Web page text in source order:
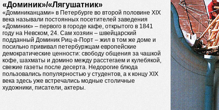
«Доминик»/«Лягушатник»
«Доминиканцами» в Петербурге во второй половине XIX
века называли постоянных посетителей заведения
«Доминик» – первого в городе кафе, открытого в 1841
году на Невском, 24. Сам хозяин – швейцарский
подданный Доминик Риц-а-Порт – жил в том же доме и
посильно прививал петербуржцам европейские
демократические ценности: свободу общения за чашкой
кофе, шахматы и домино между расстегаем и кулебякой,
свежие газеты после десерта. Недорогие блюда
пользовались популярностью у студентов, а к концу XIX
века здесь уже встречались модные столичные
художники, писатели, актеры.